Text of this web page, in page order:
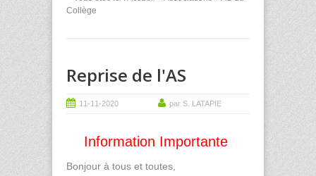
Collège
Reprise de l'AS
11-11-2020 par S. LATAPIE
Information Importante
Bonjour à tous et toutes,